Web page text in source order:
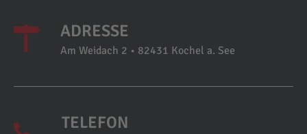
ADRESSE
Am Weidach 2 • 82431 Kochel a. See
TELEFON